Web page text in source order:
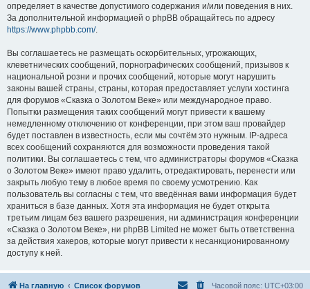
определяет в качестве допустимого содержания и/или поведения в них.
За дополнительной информацией о phpBB обращайтесь по адресу
https://www.phpbb.com/.
Вы соглашаетесь не размещать оскорбительных, угрожающих,
клеветнических сообщений, порнографических сообщений, призывов к
национальной розни и прочих сообщений, которые могут нарушить
законы вашей страны, страны, которая предоставляет услуги хостинга
для форумов «Сказка о Золотом Веке» или международное право.
Попытки размещения таких сообщений могут привести к вашему
немедленному отключению от конференции, при этом ваш провайдер
будет поставлен в известность, если мы сочтём это нужным. IP-адреса
всех сообщений сохраняются для возможности проведения такой
политики. Вы соглашаетесь с тем, что администраторы форумов «Сказка
о Золотом Веке» имеют право удалить, отредактировать, перенести или
закрыть любую тему в любое время по своему усмотрению. Как
пользователь вы согласны с тем, что введённая вами информация будет
храниться в базе данных. Хотя эта информация не будет открыта
третьим лицам без вашего разрешения, ни администрация конференции
«Сказка о Золотом Веке», ни phpBB Limited не может быть ответственна
за действия хакеров, которые могут привести к несанкционированному
доступу к ней.
На главную Список форумов Часовой пояс: UTC+03:00